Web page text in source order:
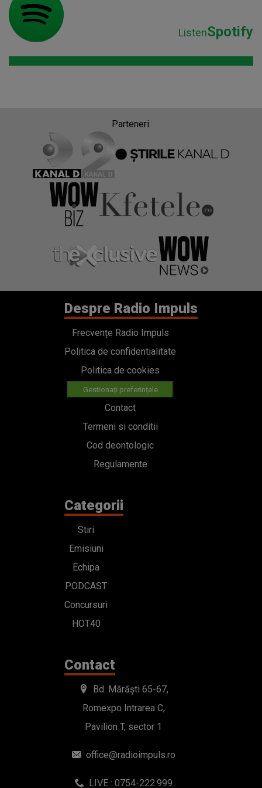
ListenSpotify
Parteneri:
Despre Radio Impuls
Frecvențe Radio Impuls
Politica de confidentialitate
Politica de cookies
Gestionați preferințele
Contact
Termeni si conditii
Cod deontologic
Regulamente
Categorii
Stiri
Emisiuni
Echipa
PODCAST
Concursuri
HOT40
Contact
Bd. Mărăști 65-67,
Romexpo Intrarea C,
Pavilion T, sector 1
office@radioimpuls.ro
LIVE : 0754-222.999